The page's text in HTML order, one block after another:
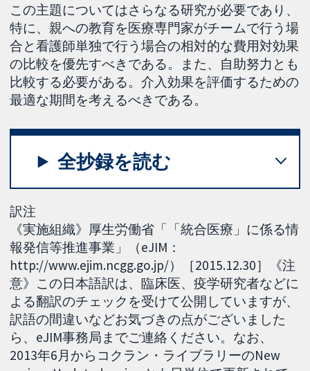
この主題についてはさらなる研究が必要であり、
特に、親への教育を医療専門家がチームで行う場
合と看護師単独で行う場合の相対的な費用対効果
の比較を優先すべきである。また、自助努力とも
比較する必要がある。介入効果を評価するための
最適な期間を考えるべきである。
全抄録を読む
訳注
《実施組織》厚生労働省「「統合医療」に係る情
報発信等推進事業」（eJIM：
http://www.ejim.ncgg.go.jp/）［2015.12.30］《注
意》この日本語訳は、臨床医、疫学研究者などに
よる翻訳のチェックを受けて公開していますが、
訳語の間違いなどお気づきの点がございました
ら、eJIM事務局までご連絡ください。なお、
2013年6月からコクラン・ライブラリーのNew